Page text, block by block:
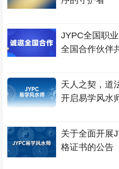
JYPC全国职
全国合作伙伴
天人之契，道
开启易学风水
关于全面开展
格证书的公告